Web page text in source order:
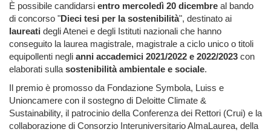
È possibile candidarsi entro mercoledì 20 dicembre al bando
di concorso "Dieci tesi per la sostenibilità", destinato ai
laureati degli Atenei e degli Istituti nazionali che hanno
conseguito la laurea magistrale, magistrale a ciclo unico o titoli
equipollenti negli anni accademici 2021/2022 e 2022/2023 con
elaborati sullasostenibilità ambientale e sociale.
Il premio è promosso da Fondazione Symbola, Luiss e
Unioncamere con il sostegno di Deloitte Climate &
Sustainability, il patrocinio della Conferenza dei Rettori (Crui) e la
collaborazione di Consorzio Interuniversitario AlmaLaurea, della